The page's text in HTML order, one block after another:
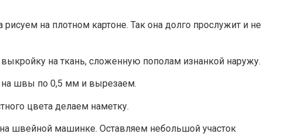
рисуем на плотном картоне. Так она долго прослужит и не
на ткань, сложенную пополам изнанкой наружу.
на швы по 0,5 мм и вырезаем.
цвета делаем наметку.
швейной машинке. Оставляем небольшой участок